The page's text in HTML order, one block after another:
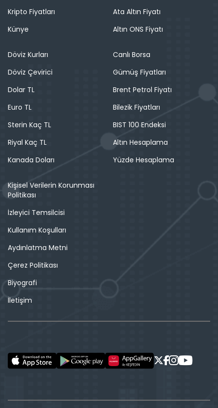
Kripto Fiyatları
Künye
Ata Altın Fiyatı
Altın ONS Fiyatı
Döviz Kurları
Döviz Çevirici
Dolar TL
Euro TL
Sterin Kaç TL
Riyal Kaç TL
Kanada Doları
Canlı Borsa
Gümüş Fiyatları
Brent Petrol Fiyatı
Bilezik Fiyatları
BIST 100 Endeksi
Altın Hesaplama
Yüzde Hesaplama
Kişisel Verilerin Korunması
Politikası
İzleyici Temsilcisi
Kullanım Koşulları
Aydınlatma Metni
Çerez Politikası
Biyografi
İletişim